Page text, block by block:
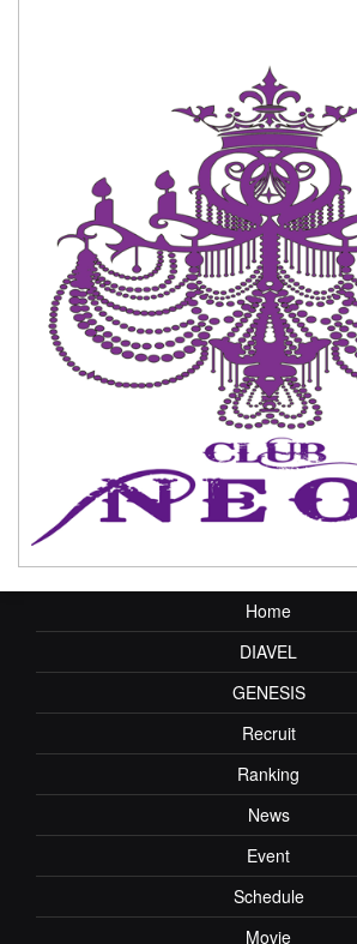
Home
DIAVEL
GENESIS
Recruit
Ranking
News
Event
Schedule
Movie